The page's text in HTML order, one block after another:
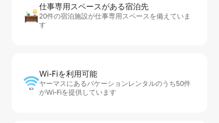
仕事専用ス⁠ペ⁠ー⁠スがあ⁠る宿⁠泊⁠先
20件の宿泊施設が仕事専用スペースを備えていま
す
Wi-Fiを利⁠用⁠可⁠能
ヤーマスにあるバケーションレンタルのうち50件
がWi-Fiを提供しています